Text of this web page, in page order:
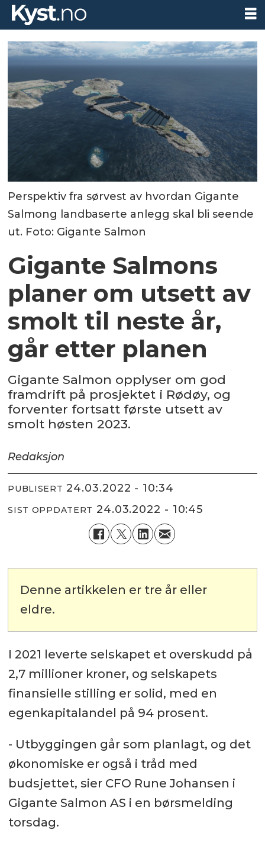
Perspektiv fra sørvest av hvordan Gigante
Salmong landbaserte anlegg skal bli seende
ut. Foto: Gigante Salmon
Gigante Salmons
planer om utsett av
smolt til neste år,
går etter planen
Gigante Salmon opplyser om god
framdrift på prosjektet i Rødøy, og
forventer fortsatt første utsett av
smolt høsten 2023.
Redaksjon
PUBLISERT 24.03.2022 - 10:34
SIST OPPDATERT 24.03.2022 - 10:45
Denne artikkelen er tre år eller
eldre.
I 2021 leverte selskapet et overskudd på
2,7 millioner kroner, og selskapets
finansielle stilling er solid, med en
egenkapitalandel på 94 prosent.
- Utbyggingen går som planlagt, og det
økonomiske er også i tråd med
budsjettet, sier CFO Rune Johansen i
Gigante Salmon AS i en børsmelding
torsdag.